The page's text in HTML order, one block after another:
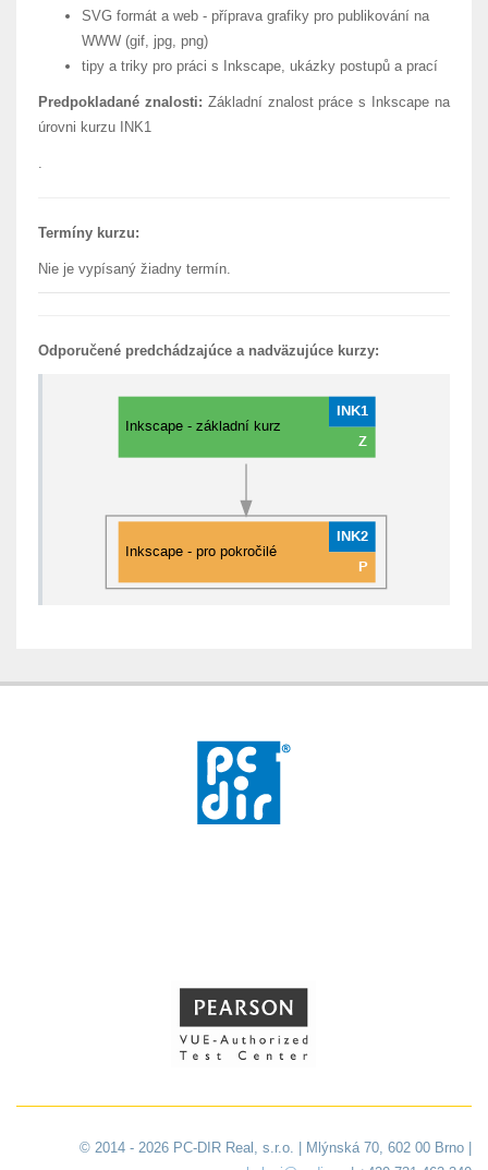
SVG formát a web - příprava grafiky pro publikování na
WWW (gif, jpg, png)
tipy a triky pro práci s Inkscape, ukázky postupů a prací
Predpokladané znalosti: Základní znalost práce s Inkscape na
úrovni kurzu INK1
.
Termíny kurzu:
Nie je vypísaný žiadny termín.
Odporučené predchádzajúce a nadväzujúce kurzy:
© 2014 - 2026 PC-DIR Real, s.r.o. | Mlýnská 70, 602 00 Brno |